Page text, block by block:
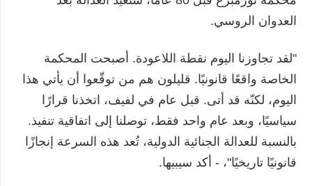
العدوان الروسي.
"لقد تجاوزنا اليوم نقطة اللاعودة. أصبحت المحكمة
الخاصة واقعًا قانونيًا. قليلون هم من توقّعوا أن يأتي هذا
اليوم، لكنّه قد أتى. قبل عام في لفيف، اتخذنا قرارًا
سياسيًا، وبعد عام واحد فقط، توصلنا إلى اتفاقية تنفيذ.
بالنسبة للعدالة الجنائية الدولية، تُعد هذه السرعة إنجازًا
قانونيًا تاريخيًا"، - أكد سيبيها.